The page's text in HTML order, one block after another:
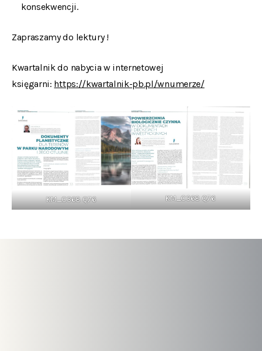
konsekwencji.
Zapraszamy do lektury !
Kwartalnik do nabycia w internetowej
księgarni: https://kwartalnik-pb.pl/wnumerze/
KM_C368 Q76 KM_C368 Q76